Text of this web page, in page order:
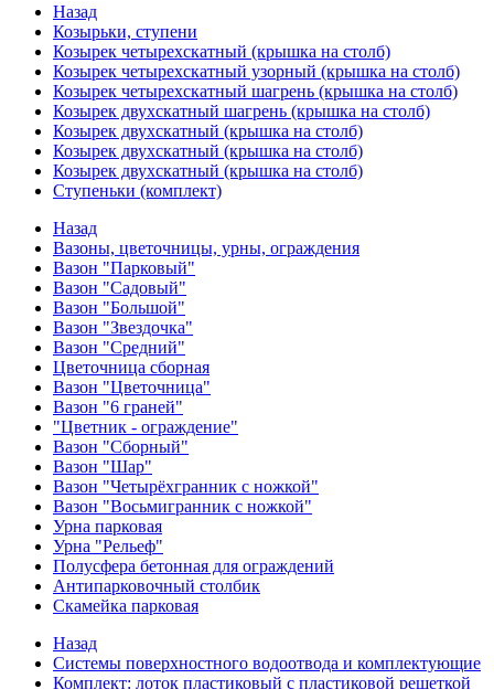
Назад
Козырьки, ступени
Козырек четырехскатный (крышка на столб)
Козырек четырехскатный узорный (крышка на столб)
Козырек четырехскатный шагрень (крышка на столб)
Козырек двухскатный шагрень (крышка на столб)
Козырек двухскатный (крышка на столб)
Козырек двухскатный (крышка на столб)
Козырек двухскатный (крышка на столб)
Ступеньки (комплект)
Назад
Вазоны, цветочницы, урны, ограждения
Вазон "Парковый"
Вазон "Садовый"
Вазон "Большой"
Вазон "Звездочка"
Вазон "Средний"
Цветочница сборная
Вазон "Цветочница"
Вазон "6 граней"
"Цветник - ограждение"
Вазон "Сборный"
Вазон "Шар"
Вазон "Четырёхгранник с ножкой"
Вазон "Восьмигранник с ножкой"
Урна парковая
Урна "Рельеф"
Полусфера бетонная для ограждений
Антипарковочный столбик
Скамейка парковая
Назад
Системы поверхностного водоотвода и комплектующие
Комплект: лоток пластиковый с пластиковой решеткой